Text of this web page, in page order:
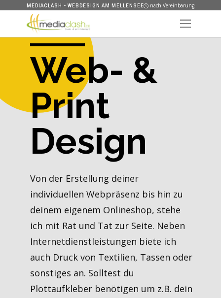
nach Vereinbarung
MEDIACLASH - WEBDESIGN AM MELLENSEE
Web- &
Print
Design
Von der Erstellung deiner
individuellen Webpräsenz bis hin zu
deinem eigenem Onlineshop, stehe
ich mit Rat und Tat zur Seite. Neben
Internetdienstleistungen biete ich
auch Druck von Textilien, Tassen oder
sonstiges an. Solltest du
Plottaufkleber benötigen um z.B. dein